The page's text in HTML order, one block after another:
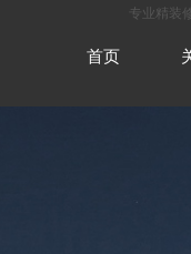
专业精装
首页